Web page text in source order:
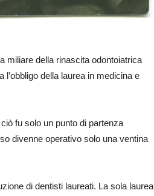
miliare della rinascita odontoiatrica
della laurea in medicina e
fu solo un punto di partenza
divenne operativo solo una ventina
di dentisti laureati. La sola laurea